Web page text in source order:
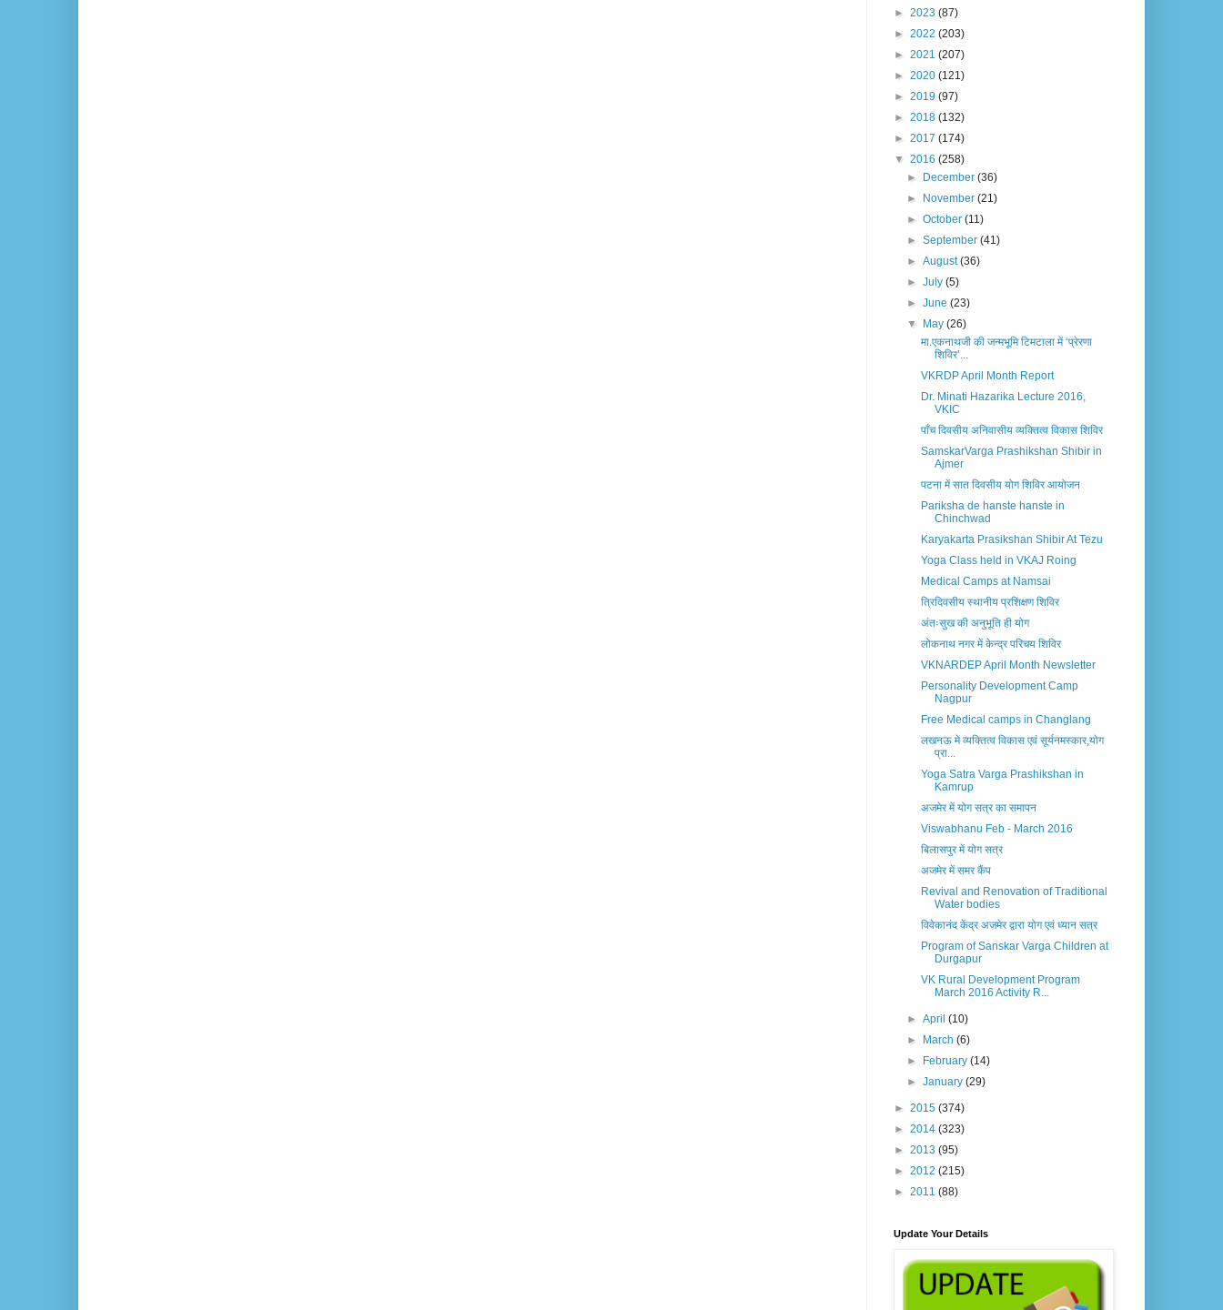
► 2023 (87)
► 2022 (203)
► 2021 (207)
► 2020 (121)
► 2019 (97)
► 2018 (132)
► 2017 (174)
▼ 2016 (258)
►
December(36)
►
November(21)
►October(11)
►September(41)
►August(36)
►July(5)
►June(23)
▼
May(26)
मा.एकनाथजी की जन्मभूमि टिमटाला में ‘प्रेरणा
शिविर’...
VKRDP April Month Report
Dr. Minati Hazarika Lecture 2016,
VKIC
पाँच दिवसीय अनिवासीय व्यक्तित्व विकास शिविर
SamskarVarga Prashikshan Shibir in
Ajmer
पटना में सात दिवसीय योग शिविर आयोजन
Pariksha de hanste hanste in
Chinchwad
Karyakarta Prasikshan Shibir At Tezu
Yoga Class held in VKAJ Roing
Medical Camps at Namsai
त्रिदिवसीय स्थानीय प्रशिक्षण शिविर
अंतःसुख की अनुभूति ही योग
लोकनाथ नगर में केन्द्र परिचय शिविर
VKNARDEP April Month Newsletter
Personality Development Camp
Nagpur
Free Medical camps in Changlang
लखनऊ मे व्यक्तित्व विकास एवं सूर्यनमस्कार,योग
प्रा...
Yoga Satra Varga Prashikshan in
Kamrup
अजमेर में योग सत्र का समापन
Viswabhanu Feb - March 2016
बिलासपुर में योग सत्र
अजमेर में समर कैंप
Revival and Renovation of Traditional
Water bodies
विवेकानंद केंद्र अजमेर द्वारा योग एवं ध्यान सत्र
Program of Sanskar Varga Children at
Durgapur
VK Rural Development Program
March 2016 Activity R...
►April(10)
►
March(6)
►
February(14)
►January(29)
► 2015 (374)
► 2014 (323)
► 2013 (95)
► 2012 (215)
► 2011 (88)
Update Your Details